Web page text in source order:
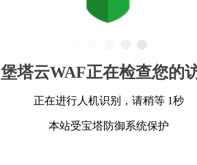
堡塔云WAF正在检查您的
正在进行人机识别，请稍等 1秒
本站受宝塔防御系统保护